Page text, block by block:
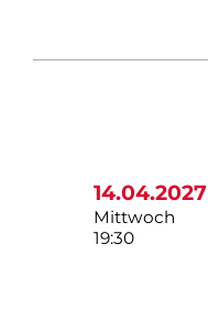
14.04.2027
Mittwoch
19:30